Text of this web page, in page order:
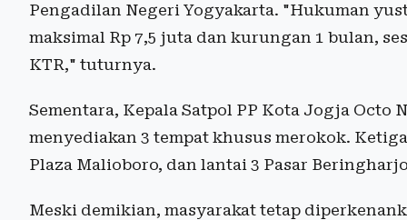
Pengadilan Negeri Yogyakarta. "Hukuman
maksimal Rp 7,5 juta dan kurungan 1 bulan,
KTR," tuturnya.
Sementara, Kepala Satpol PP Kota Jogja
menyediakan 3 tempat khusus merokok.
Plaza Malioboro, dan lantai 3 Pasar
Meski demikian, masyarakat tetap